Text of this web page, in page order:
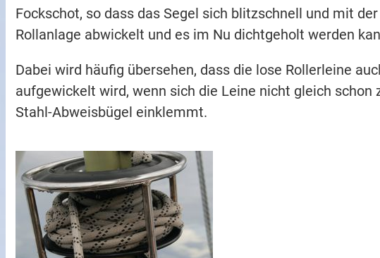
Fockschot, so dass das Segel sich blitzschnell und mit
Rollanlage abwickelt und es im Nu dichtgeholt werden
Dabei wird häufig übersehen, dass die lose Rollerleine
aufgewickelt wird, wenn sich die Leine nicht gleich
Stahl-Abweisbügel einklemmt.